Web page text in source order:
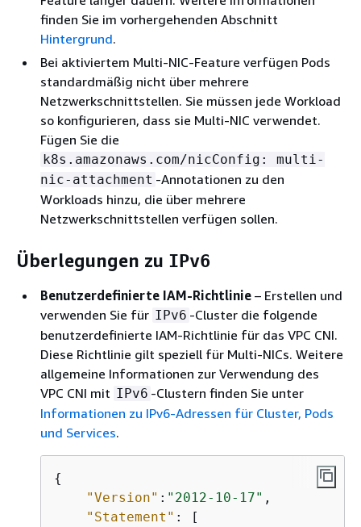
finden Sie im vorhergehenden Abschnitt
Hintergrund.
Bei aktiviertem Multi-NIC-Feature verfügen Pods
standardmäßig nicht über mehrere
Netzwerkschnittstellen. Sie müssen jede Workload
so konfigurieren, dass sie Multi-NIC verwendet.
Fügen Sie die
k8s.amazonaws.com/nicConfig: multi-
nic-attachment -Annotationen zu den
Workloads hinzu, die über mehrere
Netzwerkschnittstellen verfügen sollen.
Überlegungen zu IPv6
Benutzerdefinierte IAM-Richtlinie – Erstellen und
verwenden Sie für IPv6 -Cluster die folgende
benutzerdefinierte IAM-Richtlinie für das VPC CNI.
Diese Richtlinie gilt speziell für Multi-NICs. Weitere
allgemeine Informationen zur Verwendung des
VPC CNI mit IPv6 -Clustern finden Sie unter
Informationen zu IPv6-Adressen für Cluster, Pods
und Services.
{
"Version" : "2012-10-17" ,
"Statement" : [